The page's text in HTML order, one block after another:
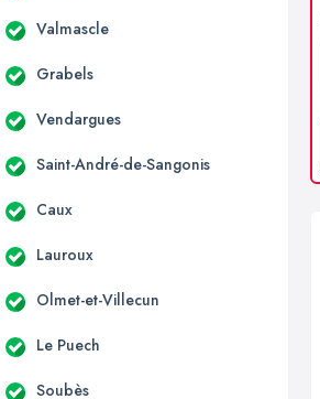
Valmascle
Grabels
Vendargues
Saint-André-de-Sangonis
Caux
Lauroux
Olmet-et-Villecun
Le Puech
Soubès